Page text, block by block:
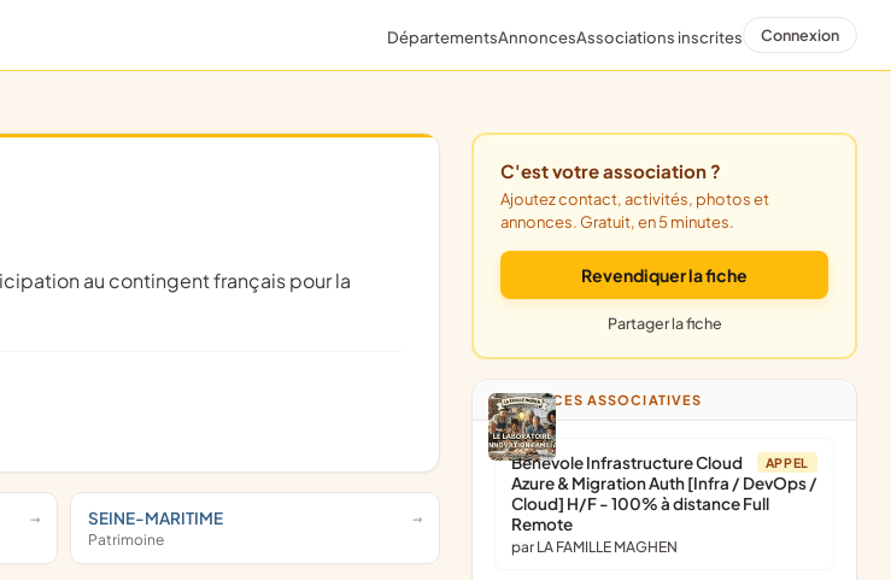
DépartementsAnnoncesAssociations inscrites Connexion
SEINE-MARITIME
Patrimoine
C'est votre association ?
Ajoutez contact, activités, photos et
annonces. Gratuit, en 5 minutes.
Revendiquer la fiche
Partager la fiche
ANNONCES ASSOCIATIVES
APPEL
Bénévole Infrastructure Cloud
Azure & Migration Auth [Infra / DevOps /
Cloud] H/F - 100% à distance Full
Remote
par LA FAMILLE MAGHEN